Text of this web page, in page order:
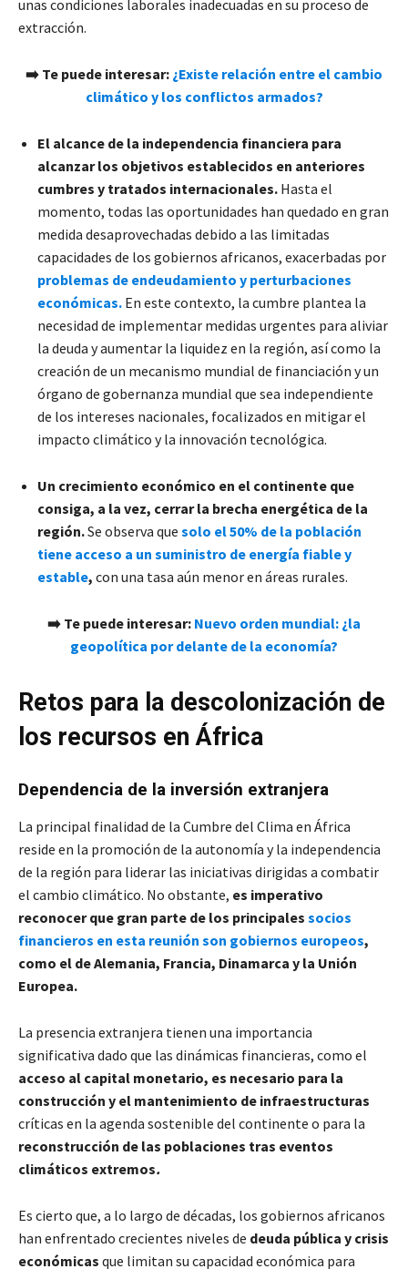
unas condiciones laborales inadecuadas en su proceso de
extracción.
➡️ Te puede interesar: ¿Existe relación entre el cambio
climático y los conflictos armados?
El alcance de la independencia financiera para
alcanzar los objetivos establecidos en anteriores
cumbres y tratados internacionales. Hasta el
momento, todas las oportunidades han quedado en gran
medida desaprovechadas debido a las limitadas
capacidades de los gobiernos africanos, exacerbadas por
problemas de endeudamiento y perturbaciones
económicas. En este contexto, la cumbre plantea la
necesidad de implementar medidas urgentes para aliviar
la deuda y aumentar la liquidez en la región, así como la
creación de un mecanismo mundial de financiación y un
órgano de gobernanza mundial que sea independiente
de los intereses nacionales, focalizados en mitigar el
impacto climático y la innovación tecnológica.
Un crecimiento económico en el continente que
consiga, a la vez, cerrar la brecha energética de la
región.Se observa que solo el 50% de la población
tiene acceso a un suministro de energía fiable y
estable, con una tasa aún menor en áreas rurales.
➡️ Te puede interesar: Nuevo orden mundial: ¿la
geopolítica por delante de la economía?
Retos para la descolonización de
los recursos en África
Dependencia de la inversión extranjera
La principal finalidad de la Cumbre del Clima en África
reside en la promoción de la autonomía y la independencia
de la región para liderar las iniciativas dirigidas a combatir
el cambio climático. No obstante, es imperativo
reconocer que gran parte de los principales socios
financieros en esta reunión son gobiernos europeos,
como el de Alemania, Francia, Dinamarca y la Unión
Europea.
La presencia extranjera tienen una importancia
significativa dado que las dinámicas financieras, como el
acceso al capital monetario, es necesario para la
construcción y el mantenimiento de infraestructuras
críticas en la agenda sostenible del continente o para la
reconstrucción de las poblaciones tras eventos
climáticos extremos.
Es cierto que, a lo largo de décadas, los gobiernos africanos
han enfrentado crecientes niveles de deuda pública y crisis
económicas que limitan su capacidad económica para